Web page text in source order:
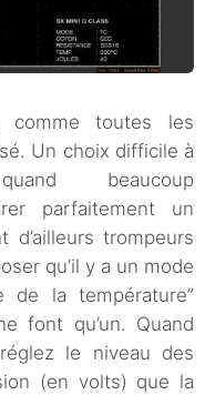
toutes les
Un choix difficile à
beaucoup
parfaitement un
trompeurs
qu’il y a un mode
de la température”
font qu’un. Quand
le niveau des
(en volts) que la